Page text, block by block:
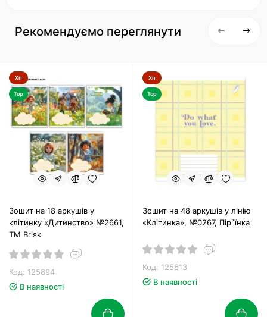
Рекомендуємо переглянути
Хіт
Top
Зошит на 18 аркушів у
клітинку «Дитинство» №2661,
ТМ Brisk
Код: 125894
В наявності
Хіт
Top
Зошит на 48 аркушів у лінію
«Клітинка», №0267, Пір`їнка
Код: 125613
В наявності